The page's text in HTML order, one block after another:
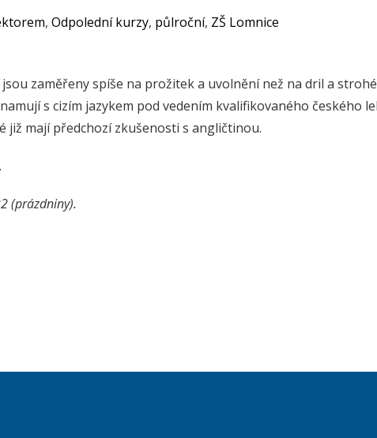
, Odpolední kurzy, půlroční, ZŠ Lomnice
zaměřeny spíše na prožitek a uvolnění než na dril a strohé
s cizím jazykem pod vedením kvalifikovaného českého
již mají předchozí zkušenosti s angličtinou.
(prázdniny).